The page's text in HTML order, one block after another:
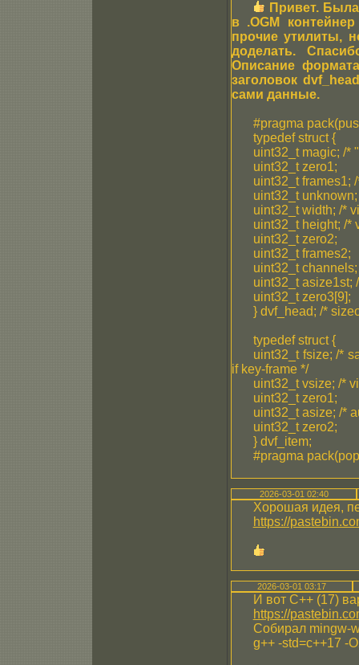
Привет.
в .OGM
прочие утилиты,
доделать.
Описание
заголовок
сами данные.
#pragma
typedef struct {
uint32_t magic; /*
uint32_t zero1;
uint32_t frames1;
uint32_t
uint32_t width; /*
uint32_t height; /*
uint32_t zero2;
uint32_t frames2;
uint32_t
uint32_t asize1st;
uint32_t zero3[9];
} dvf_head; /*
typedef struct {
uint32_t fsize; /*
if key-frame */
uint32_t vsize; /*
uint32_t zero1;
uint32_t asize; /*
uint32_t zero2;
} dvf_item;
#pragma
2026-03-01 02:40
Хорошая идея,
https://
2026-03-01 03:17
И вот C++ (17)
https://
Собирал mingw-
g++ -std=c++17 -